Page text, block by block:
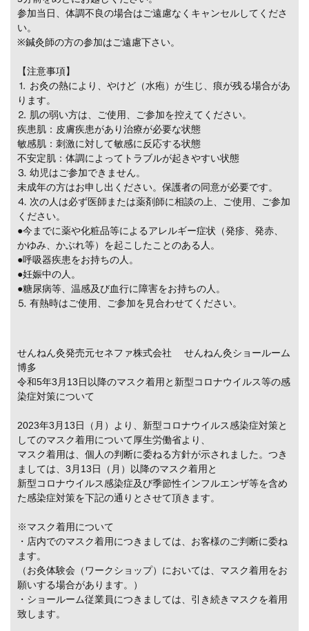
参加当日、体調不良の場合はご遠慮なくキャンセルしてくださ
い。
※鍼灸師の方の参加はご遠慮下さい。
【注意事項】
⒈ お灸の熱により、やけど（水疱）が生じ、痕が残る場合があ
ります。
⒉ 肌の弱い方は、ご使用、ご参加を控えてください。
疾患肌：皮膚疾患があり治療が必要な状態
敏感肌：刺激に対して敏感に反応する状態
不安定肌：体調によってトラブルが起きやすい状態
⒊ 幼児はご参加できません。
未成年の方はお申し出ください。保護者の同意が必要です。
⒋ 次の人は必ず医師または薬剤師に相談の上、ご使用、ご参加
ください。
●今までに薬や化粧品等によるアレルギー症状（発疹、発赤、
かゆみ、かぶれ等）を起こしたことのある人。
●呼吸器疾患をお持ちの人。
●妊娠中の人。
●糖尿病等、温感及び血行に障害をお持ちの人。
⒌ 有熱時はご使用、ご参加を見合わせてください。
せんねん灸発売元セネファ株式会社 せんねん灸ショールーム
博多
令和5年3月13日以降のマスク着用と新型コロナウイルス等の感
染症対策について
2023年3月13日（月）より、新型コロナウイルス感染症対策と
してのマスク着用について厚生労働省より、
マスク着用は、個人の判断に委ねる方針が示されました。つき
ましては、3月13日（月）以降のマスク着用と
新型コロナウイルス感染症及び季節性インフルエンザ等を含め
た感染症対策を下記の通りとさせて頂きます。
※マスク着用について
・店内でのマスク着用につきましては、お客様のご判断に委ね
ます。
（お灸体験会（ワークショップ）においては、マスク着用をお
願いする場合があります。）
・ショールーム従業員につきましては、引き続きマスクを着用
致します。